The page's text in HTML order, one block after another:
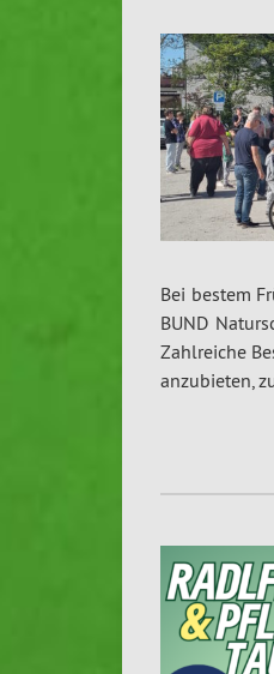
Bei bestem
BUND
Zahlreiche
anzubieten,